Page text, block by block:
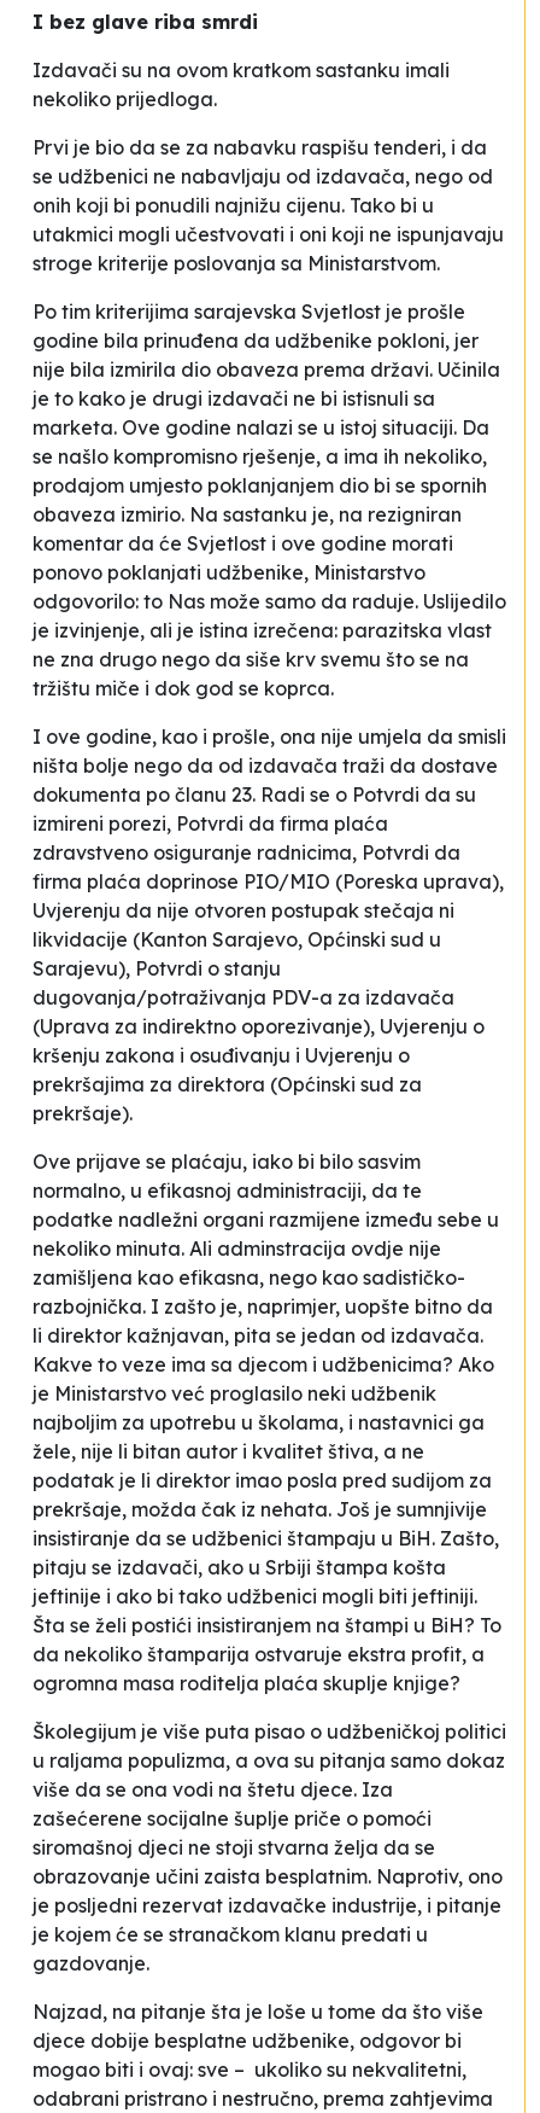
I bez glave riba smrdi
Izdavači su na ovom kratkom sastanku imali
nekoliko prijedloga.
Prvi je bio da se za nabavku raspišu tenderi, i da
se udžbenici ne nabavljaju od izdavača, nego od
onih koji bi ponudili najnižu cijenu. Tako bi u
utakmici mogli učestvovati i oni koji ne ispunjavaju
stroge kriterije poslovanja sa Ministarstvom.
Po tim kriterijima sarajevska Svjetlost je prošle
godine bila prinuđena da udžbenike pokloni, jer
nije bila izmirila dio obaveza prema državi. Učinila
je to kako je drugi izdavači ne bi istisnuli sa
marketa. Ove godine nalazi se u istoj situaciji. Da
se našlo kompromisno rješenje, a ima ih nekoliko,
prodajom umjesto poklanjanjem dio bi se spornih
obaveza izmirio. Na sastanku je, na rezigniran
komentar da će Svjetlost i ove godine morati
ponovo poklanjati udžbenike, Ministarstvo
odgovorilo: to Nas može samo da raduje. Uslijedilo
je izvinjenje, ali je istina izrečena: parazitska vlast
ne zna drugo nego da siše krv svemu što se na
tržištu miče i dok god se koprca.
I ove godine, kao i prošle, ona nije umjela da smisli
ništa bolje nego da od izdavača traži da dostave
dokumenta po članu 23. Radi se o Potvrdi da su
izmireni porezi, Potvrdi da firma plaća
zdravstveno osiguranje radnicima, Potvrdi da
firma plaća doprinose PIO/MIO (Poreska uprava),
Uvjerenju da nije otvoren postupak stečaja ni
likvidacije (Kanton Sarajevo, Općinski sud u
Sarajevu), Potvrdi o stanju
dugovanja/potraživanja PDV-a za izdavača
(Uprava za indirektno oporezivanje), Uvjerenju o
kršenju zakona i osuđivanju i Uvjerenju o
prekršajima za direktora (Općinski sud za
prekršaje).
Ove prijave se plaćaju, iako bi bilo sasvim
normalno, u efikasnoj administraciji, da te
podatke nadležni organi razmijene između sebe u
nekoliko minuta. Ali adminstracija ovdje nije
zamišljena kao efikasna, nego kao sadističko-
razbojnička. I zašto je, naprimjer, uopšte bitno da
li direktor kažnjavan, pita se jedan od izdavača.
Kakve to veze ima sa djecom i udžbenicima? Ako
je Ministarstvo već proglasilo neki udžbenik
najboljim za upotrebu u školama, i nastavnici ga
žele, nije li bitan autor i kvalitet štiva, a ne
podatak je li direktor imao posla pred sudijom za
prekršaje, možda čak iz nehata. Još je sumnjivije
insistiranje da se udžbenici štampaju u BiH. Zašto,
pitaju se izdavači, ako u Srbiji štampa košta
jeftinije i ako bi tako udžbenici mogli biti jeftiniji.
Šta se želi postići insistiranjem na štampi u BiH? To
da nekoliko štamparija ostvaruje ekstra profit, a
ogromna masa roditelja plaća skuplje knjige?
Školegijum je više puta pisao o udžbeničkoj politici
u raljama populizma, a ova su pitanja samo dokaz
više da se ona vodi na štetu djece. Iza
zašećerene socijalne šuplje priče o pomoći
siromašnoj djeci ne stoji stvarna želja da se
obrazovanje učini zaista besplatnim. Naprotiv, ono
je posljedni rezervat izdavačke industrije, i pitanje
je kojem će se stranačkom klanu predati u
gazdovanje.
Najzad, na pitanje šta je loše u tome da što više
djece dobije besplatne udžbenike, odgovor bi
mogao biti i ovaj: sve – ukoliko su nekvalitetni,
odabrani pristrano i nestručno, prema zahtjevima